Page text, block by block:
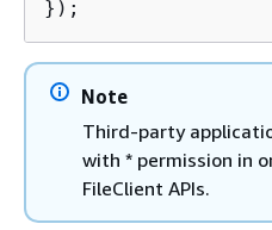
});
Note
Third-party
with * permission in
FileClient APIs.